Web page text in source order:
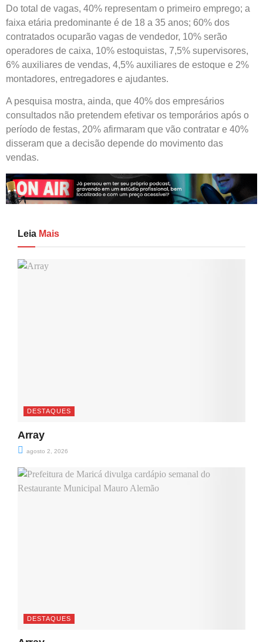
Do total de vagas, 40% representam o primeiro emprego; a
faixa etária predominante é de 18 a 35 anos; 60% dos
contratados ocuparão vagas de vendedor, 10% serão
operadores de caixa, 10% estoquistas, 7,5% supervisores,
6% auxiliares de vendas, 4,5% auxiliares de estoque e 2%
montadores, entregadores e ajudantes.
A pesquisa mostra, ainda, que 40% dos empresários
consultados não pretendem efetivar os temporários após o
período de festas, 20% afirmaram que vão contratar e 40%
disseram que a decisão depende do movimento das
vendas.
Leia Mais
DESTAQUES
Array
agosto 2, 2026
DESTAQUES